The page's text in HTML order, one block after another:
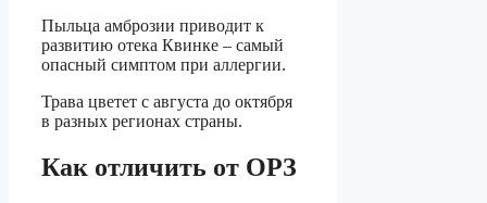
Пыльца амброзии приводит к
развитию отека Квинке – самый
опасный симптом при аллергии.
Трава цветет с августа до октября
в разных регионах страны.
Как отличить от ОРЗ